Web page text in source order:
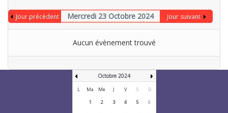
Jour précédent Mercredi 23 Octobre 2024 Jour suivant
Aucun évènement trouvé
Octobre 2024
L Ma Me J V S
D
1
2 3 4 5 6